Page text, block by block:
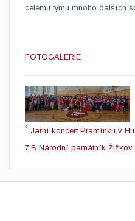
celému týmu mnoho dalších
FOTOGALERIE
Jarní koncert Pramínku v
7.B Národní památník Žižkov